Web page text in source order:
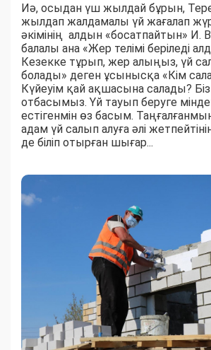
Иә, осыдан үш жылдай бұрын,
жылдап жалдамалы үй жағалап
әкімінің алдын «босатпайтын» И.
балалы ана «Жер телімі беріледі
Кезекке тұрып, жер алыңыз, үй
болады» деген ұсынысқа «Кім
Күйеуім қай ақшасына салады?
отбасымыз. Үй тауып беруге
естігенмін өз басым.
адам үй салып алуға әлі
де біліп отырған шығар...